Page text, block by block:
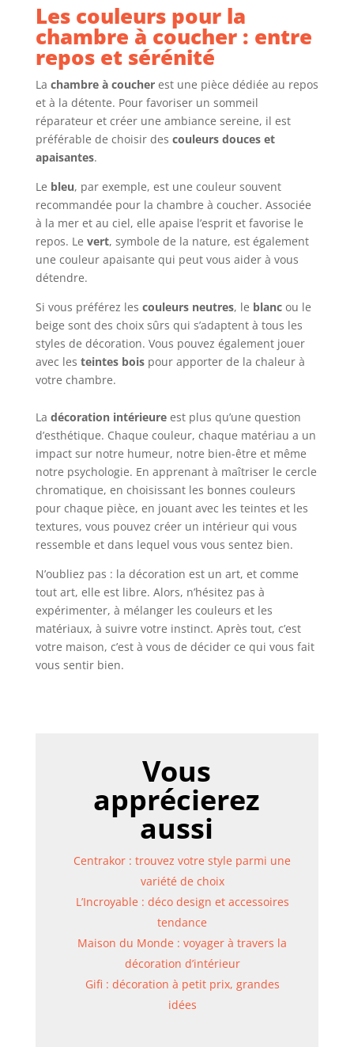
Les couleurs pour la
chambre à coucher : entre
repos et sérénité
La chambre à coucherest une pièce dédiée au repos
et à la détente. Pour favoriser un sommeil
réparateur et créer une ambiance sereine, il est
préférable de choisir des couleurs douces et
apaisantes.
Le bleu, par exemple, est une couleur souvent
recommandée pour la chambre à coucher. Associée
à la mer et au ciel, elle apaise l’esprit et favorise le
repos. Le vert, symbole de la nature, est également
une couleur apaisante qui peut vous aider à vous
détendre.
Si vous préférez les couleurs neutres, le blancou le
beige sont des choix sûrs qui s’adaptent à tous les
styles de décoration. Vous pouvez également jouer
avec les teintes boispour apporter de la chaleur à
votre chambre.
La décoration intérieureest plus qu’une question
d’esthétique. Chaque couleur, chaque matériau a un
impact sur notre humeur, notre bien-être et même
notre psychologie. En apprenant à maîtriser le cercle
chromatique, en choisissant les bonnes couleurs
pour chaque pièce, en jouant avec les teintes et les
textures, vous pouvez créer un intérieur qui vous
ressemble et dans lequel vous vous sentez bien.
N’oubliez pas : la décoration est un art, et comme
tout art, elle est libre. Alors, n’hésitez pas à
expérimenter, à mélanger les couleurs et les
matériaux, à suivre votre instinct. Après tout, c’est
votre maison, c’est à vous de décider ce qui vous fait
vous sentir bien.
Vous
apprécierez
aussi
Centrakor : trouvez votre style parmi une
variété de choix
L’Incroyable : déco design et accessoires
tendance
Maison du Monde : voyager à travers la
décoration d’intérieur
Gifi : décoration à petit prix, grandes
idées